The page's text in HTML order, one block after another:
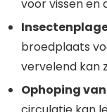
voor vissen en
broedplaats
vervelend kan
Ophoping